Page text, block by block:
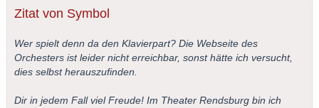
Zitat von Symbol
Wer spielt denn da den Klavierpart? Die Webseite des
Orchesters ist leider nicht erreichbar, sonst hätte ich versucht,
dies selbst herauszufinden.
Dir in jedem Fall viel Freude! Im Theater Rendsburg bin ich